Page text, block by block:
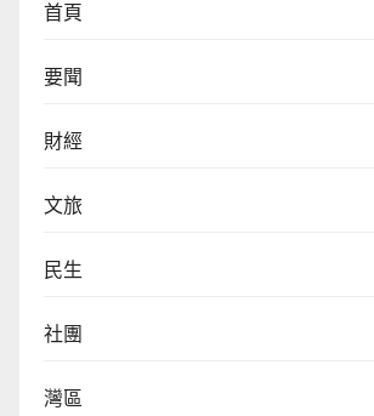
首頁
要聞
財經
文旅
民生
社團
灣區